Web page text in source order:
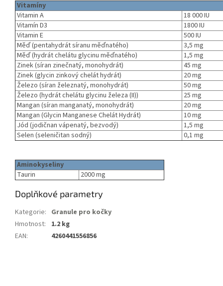
Vitamíny
Vitamin A
18 000 IU
Vitamín D3
1800 IU
Vitamin E
500 IU
Měď (pentahydrát síranu měďnatého)
3,5 mg
Měď (hydrát chelátu glycinu měďnatého)
1,5 mg
Zinek (síran zinečnatý, monohydrát)
45 mg
Zinek (glycin zinkový chelát hydrát)
20 mg
Železo (síran železnatý, monohydrát)
50 mg
Železo (hydrát chelátu glycinu železa (II))
25 mg
Mangan (síran manganatý, monohydrát)
20 mg
Mangan (Glycin Manganese Chelát Hydrát)
10 mg
Jód (jodičnan vápenatý, bezvodý)
1,5 mg
Selen (seleničitan sodný)
0,1 mg
Aminokyseliny
Taurin
2000 mg
Doplňkové parametry
Kategorie: Granule pro kočky
Hmotnost:
1.2 kg
EAN: 4260441556856